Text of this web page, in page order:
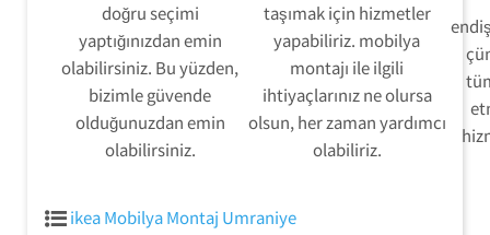
doğru seçimi
yaptığınızdan emin
olabilirsiniz. Bu yüzden,
bizimle güvende
olduğunuzdan emin
olabilirsiniz.
taşımak için hizmetler
yapabiliriz. mobilya
montajı ile ilgili
ihtiyaçlarınız ne olursa
olsun, her zaman yardımcı
olabiliriz.
ikea Mobilya Montaj Umraniye